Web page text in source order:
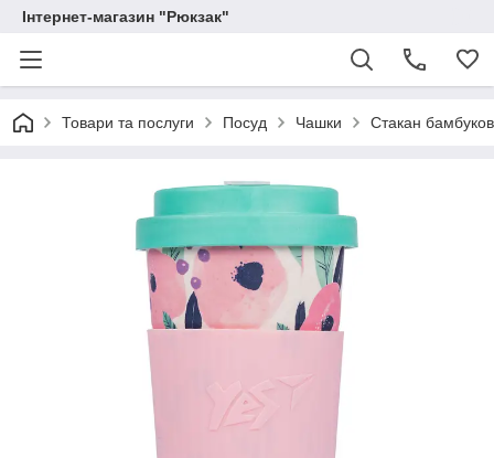
Інтернет-магазин "Рюкзак"
Товари та послуги Посуд Чашки Стакан